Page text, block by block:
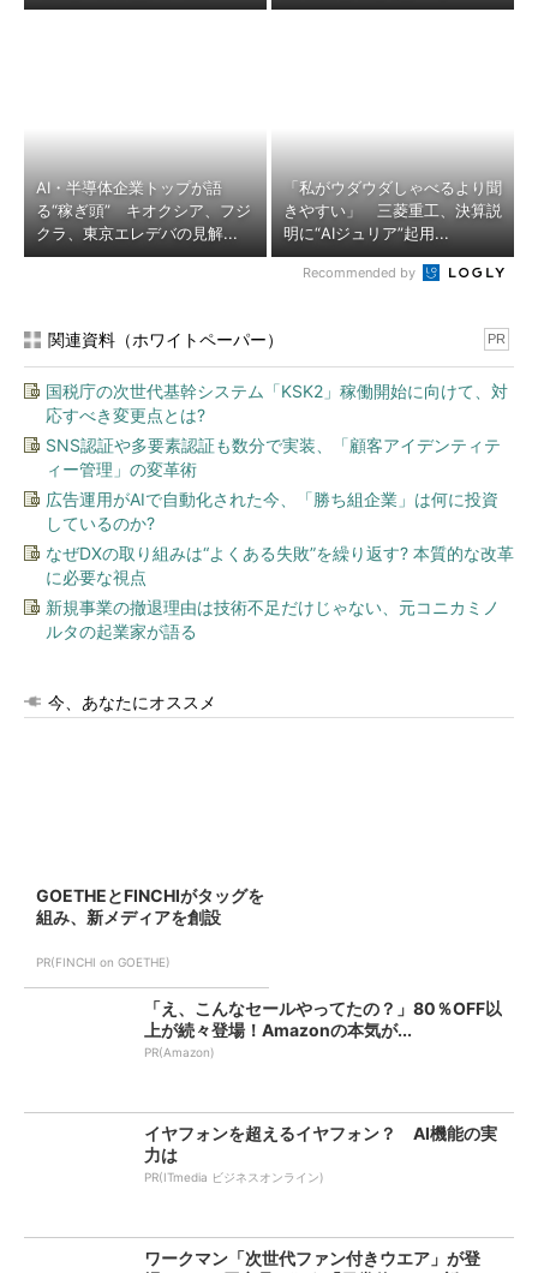
AI・半導体企業トップが語
る“稼ぎ頭” キオクシア、フジ
クラ、東京エレデバの見解...
「私がウダウダしゃべるより聞
きやすい」 三菱重工、決算説
明に“AIジュリア”起用...
Recommended by
関連資料（ホワイトペーパー） PR
国税庁の次世代基幹システム「KSK2」稼働開始に向けて、対
応すべき変更点とは?
SNS認証や多要素認証も数分で実装、「顧客アイデンティテ
ィー管理」の変革術
広告運用がAIで自動化された今、「勝ち組企業」は何に投資
しているのか?
なぜDXの取り組みは“よくある失敗”を繰り返す? 本質的な改革
に必要な視点
新規事業の撤退理由は技術不足だけじゃない、元コニカミノ
ルタの起業家が語る
今、あなたにオススメ
GOETHEとFINCHIがタッグを
組み、新メディアを創設
PR(FINCHI on GOETHE)
「え、こんなセールやってたの？」80％OFF以
上が続々登場！Amazonの本気が...
PR(Amazon)
イヤフォンを超えるイヤフォン？ AI機能の実
力は
PR(ITmedia ビジネスオンライン)
ワークマン「次世代ファン付きウエア」が登